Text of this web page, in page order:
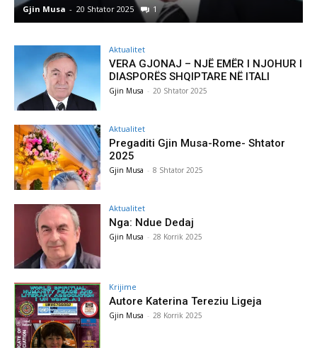
Gjin Musa - 8 Shtator 2025 0
Aktualitet
VERA GJONAJ – NJË EMËR I NJOHUR I
DIASPORËS SHQIPTARE NË ITALI
Gjin Musa - 20 Shtator 2025
Aktualitet
Pregaditi Gjin Musa-Rome- Shtator
2025
Gjin Musa - 8 Shtator 2025
Aktualitet
Nga: Ndue Dedaj
Gjin Musa - 28 Korrik 2025
Krijime
Autore Katerina Tereziu Ligeja
Gjin Musa - 28 Korrik 2025